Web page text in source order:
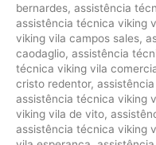
bernardes, assistência
assistência técnica viking
viking vila campos sales,
caodaglio, assistência
técnica viking vila
cristo redentor,
assistência técnica viking
viking vila de vito,
assistência técnica viking